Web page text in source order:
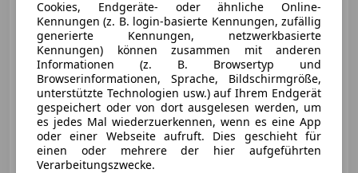
€ 239 800
03/2024 37 km Benzin 368 kW (500 PS)
Schwarz Automobile e.U.
AT-5020 Salzburg
Cookies, Endgeräte- oder ähnliche Online-
Kennungen (z. B. login-basierte Kennungen, zufällig
generierte Kennungen, netzwerkbasierte
Kennungen) können zusammen mit anderen
Informationen (z. B. Browsertyp und
Browserinformationen, Sprache, Bildschirmgröße,
unterstützte Technologien usw.) auf Ihrem Endgerät
gespeichert oder von dort ausgelesen werden, um
es jedes Mal wiederzuerkennen, wenn es eine App
oder einer Webseite aufruft. Dies geschieht für
einen oder mehrere der hier aufgeführten
Verarbeitungszwecke.